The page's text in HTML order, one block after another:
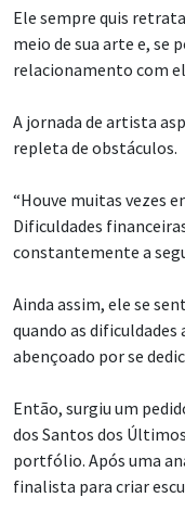
Ele sempre quis
meio de sua arte e, se
relacionamento com
A jornada de artista
repleta de obstáculos.
“Houve muitas vezes
Dificuldades
constantemente a
Ainda assim, ele se
quando as
abençoado por se
Então, surgiu um
dos Santos dos
portfólio. Após uma
finalista para criar